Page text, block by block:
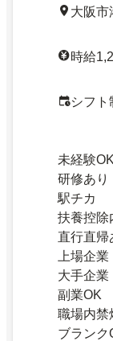
大阪市
時給
シフト
未経験OK
研修あり
駅チカ
扶養控除
直行直帰
上場企業
大手企業
副業OK
職場内禁
ブランク